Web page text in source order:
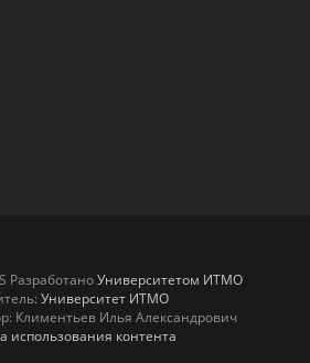
РазработаноУниверситетом ИТМО
Университет ИТМО
Климентьев Илья Александрович
использования контента